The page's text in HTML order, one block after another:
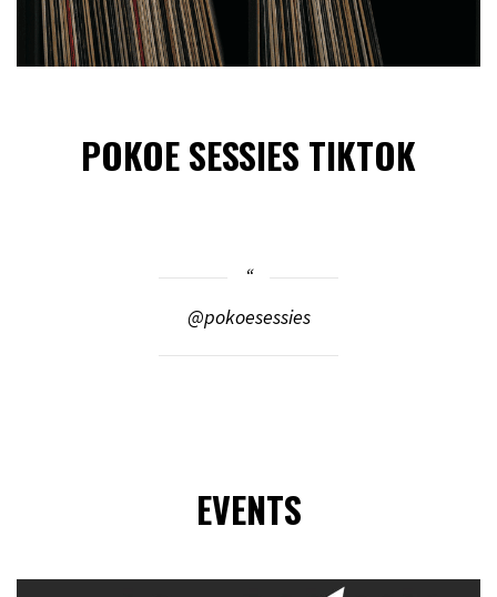
POKOE SESSIES TIKTOK
@pokoesessies
EVENTS